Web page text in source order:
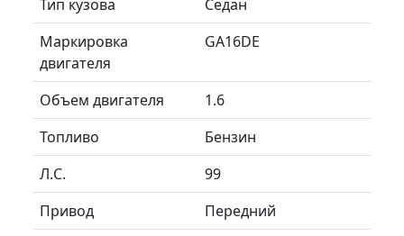
Тип кузова
Седан
Маркировка
двигателя
GA16DE
Объем двигателя
1.6
Топливо
Бензин
Л.C.
99
Привод
Передний